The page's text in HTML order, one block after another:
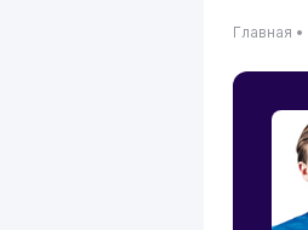
Главная •